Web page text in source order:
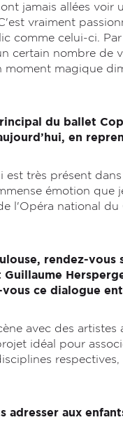
jamais allées voir
vraiment
comme celui-ci.
certain nombre de
magique
du ballet
en
très présent
émotion que
l'Opéra national du
rendez-vous
ce dialogue
avec des artistes
idéal pour
respectives,
aux